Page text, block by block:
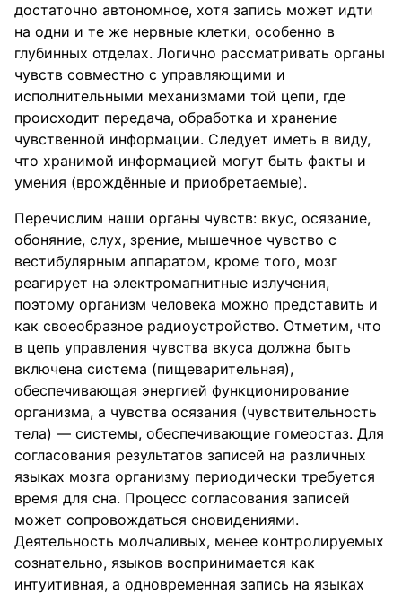
достаточно автономное, хотя запись может идти
на одни и те же нервные клетки, особенно в
глубинных отделах. Логично рассматривать органы
чувств совместно с управляющими и
исполнительными механизмами той цепи, где
происходит передача, обработка и хранение
чувственной информации. Следует иметь в виду,
что хранимой информацией могут быть факты и
умения (врождённые и приобретаемые).
Перечислим наши органы чувств: вкус, осязание,
обоняние, слух, зрение, мышечное чувство с
вестибулярным аппаратом, кроме того, мозг
реагирует на электромагнитные излучения,
поэтому организм человека можно представить и
как своеобразное радиоустройство. Отметим, что
в цепь управления чувства вкуса должна быть
включена система (пищеварительная),
обеспечивающая энергией функционирование
организма, а чувства осязания (чувствительность
тела) — системы, обеспечивающие гомеостаз. Для
согласования результатов записей на различных
языках мозга организму периодически требуется
время для сна. Процесс согласования записей
может сопровождаться сновидениями.
Деятельность молчаливых, менее контролируемых
сознательно, языков воспринимается как
интуитивная, а одновременная запись на языках